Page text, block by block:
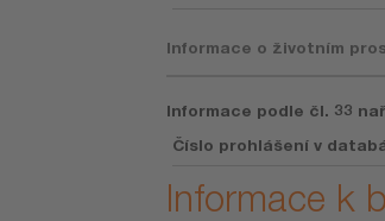
Informace o životním
Informace podle čl. 33
Číslo prohlášení v
Informace k